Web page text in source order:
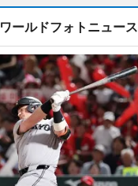
ワールドフォトニュース